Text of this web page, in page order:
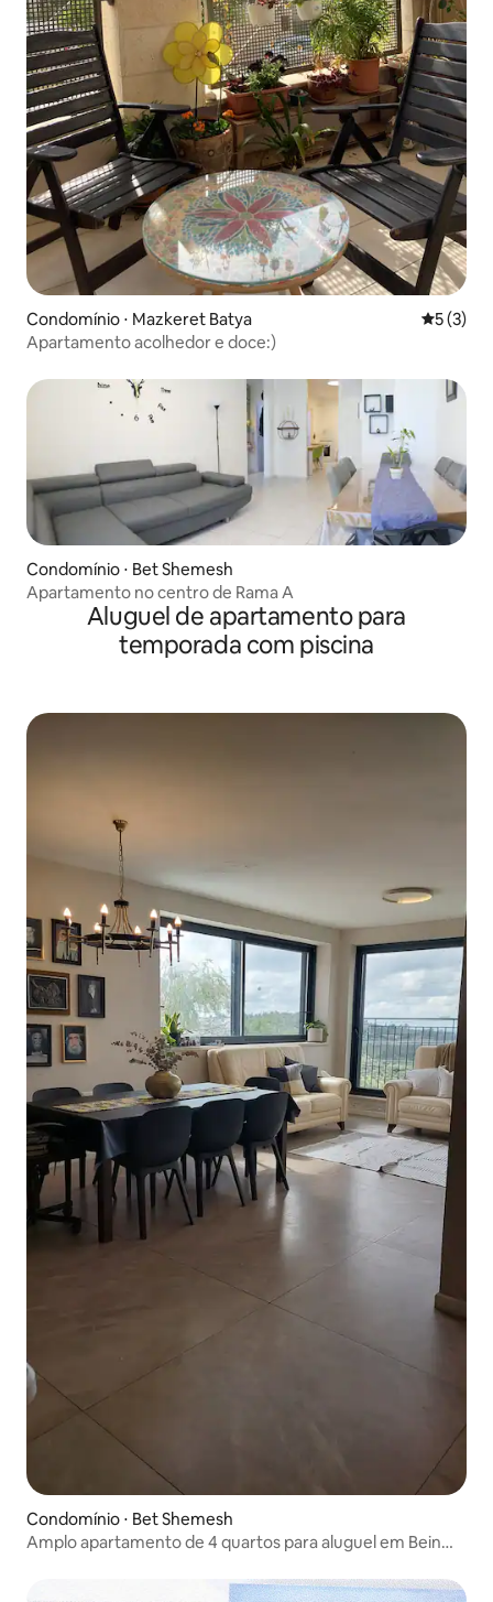
Condomínio ⋅ Mazkeret Batya 5 de
5 (3)
Apartamento acolhedor e doce:)
Condomínio ⋅ Bet Shemesh
Apartamento no centro de Rama A
Aluguel de apartamento para
temporada com piscina
Condomínio ⋅ Bet Shemesh
Amplo apartamento de 4 quartos para aluguel em Bein